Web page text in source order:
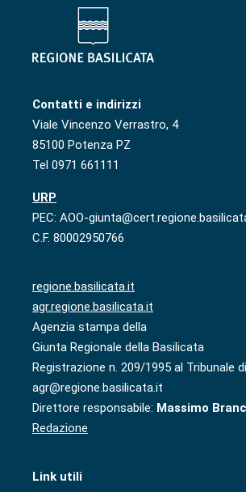
Contatti e indirizzi
Viale Vincenzo Verrastro, 4
85100 Potenza PZ
Tel 0971 661111
URP
PEC: AOO-
C.F. 80002950766
regione.basilicata.it
agr.regione.basilicata.it
Agenzia stampa della
Giunta Regionale della Basilicata
Registrazione n. 209/1995 al Tribunale
agr@regione.basilicata.it
Direttore responsabile: Massimo
Redazione
Link utili